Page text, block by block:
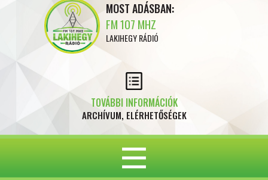
MOST ADÁSBAN:
FM 107 MHZ
LAKIHEGY RÁDIÓ
TOVÁBBI INFORMÁCIÓK
ARCHÍVUM, ELÉRHETŐSÉGEK